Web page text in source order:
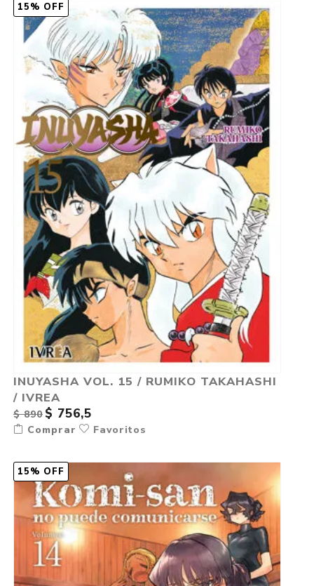
15% OFF
INUYASHA VOL. 15 / RUMIKO TAKAHASHI
/ IVREA
$ 890 $ 756,5
Comprar Favoritos
15% OFF